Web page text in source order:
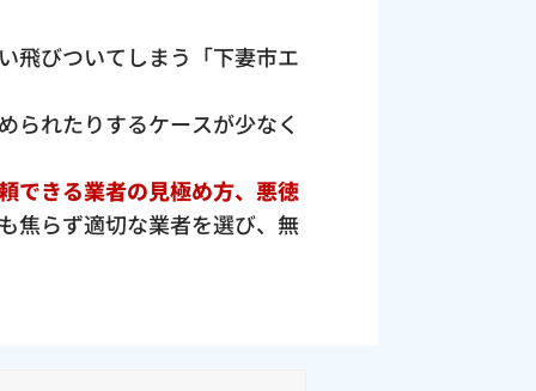
飛びついてしまう「下妻市エ
られたりするケースが少なく
できる業者の見極め方、悪徳
焦らず適切な業者を選び、無